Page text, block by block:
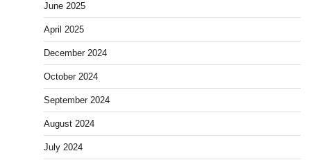
June 2025
April 2025
December 2024
October 2024
September 2024
August 2024
July 2024